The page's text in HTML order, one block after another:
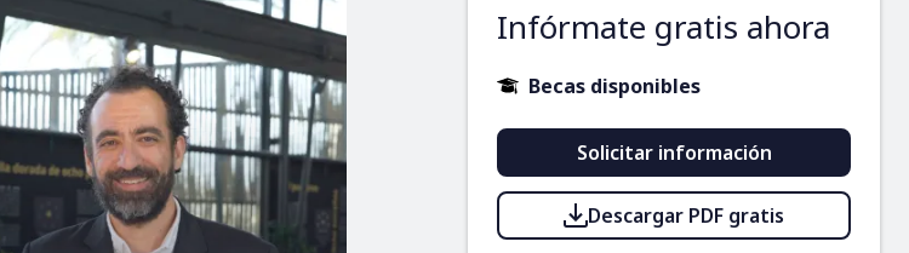
Infórmate gratis ahora
Becas disponibles
Solicitar información
Descargar PDF gratis